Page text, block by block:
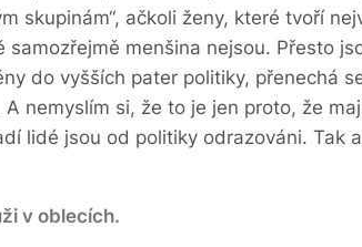
skupinám“, ačkoli ženy, které tvoří
samozřejmě menšina nejsou. Přesto
do vyšších pater politiky, přenechá
nemyslím si, že to je jen proto, že
lidé jsou od politiky odrazováni. Tak
v oblecích.